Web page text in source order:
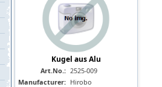
Kugel aus Alu
Art.No.: 2525-009
Manufacturer: Hirobo